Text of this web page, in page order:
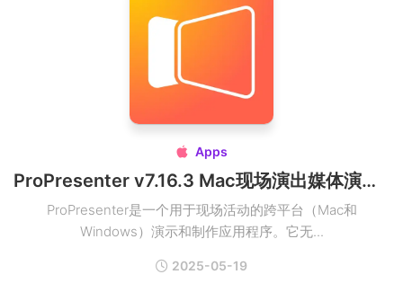
 Apps
ProPresenter v7.16.3 Mac现场演出媒体演示破解版
ProPresenter是一个用于现场活动的跨平台（Mac和
Windows）演示和制作应用程序。它无...
2025-05-19